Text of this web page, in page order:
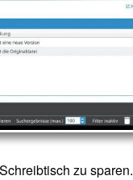
zu sparen.